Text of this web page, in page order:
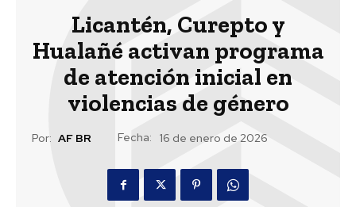
Licantén, Curepto y
Hualañé activan programa
de atención inicial en
violencias de género
Por: AF BR Fecha: 16 de enero de 2026